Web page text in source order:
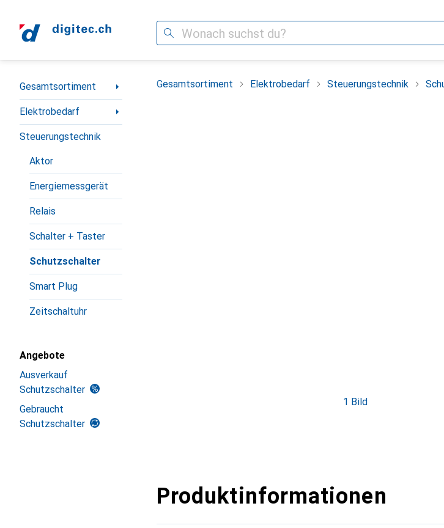
Suche
Navigation nach Kategorien
Gesamtsortiment
Elektrobedarf
Steuerungstechnik
Aktor
Energiemessgerät
Relais
Schalter + Taster
Schutzschalter
Smart Plug
Zeitschaltuhr
Angebote
Ausverkauf
Schutzschalter
Gebraucht
Schutzschalter
Gesamtsortiment Elektrobedarf Steuerungstechnik
1 Bild
Produktinformationen